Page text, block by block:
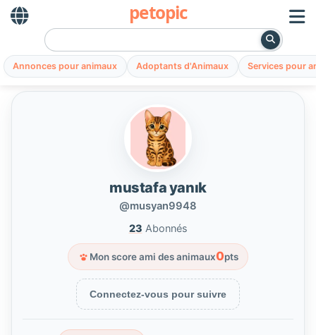
petopic
Annonces pour animaux Adoptants d'Animaux Services pour
mustafa yanık
@musyan9948
23 Abonnés
Mon score ami des animaux0pts
Connectez-vous pour suivre